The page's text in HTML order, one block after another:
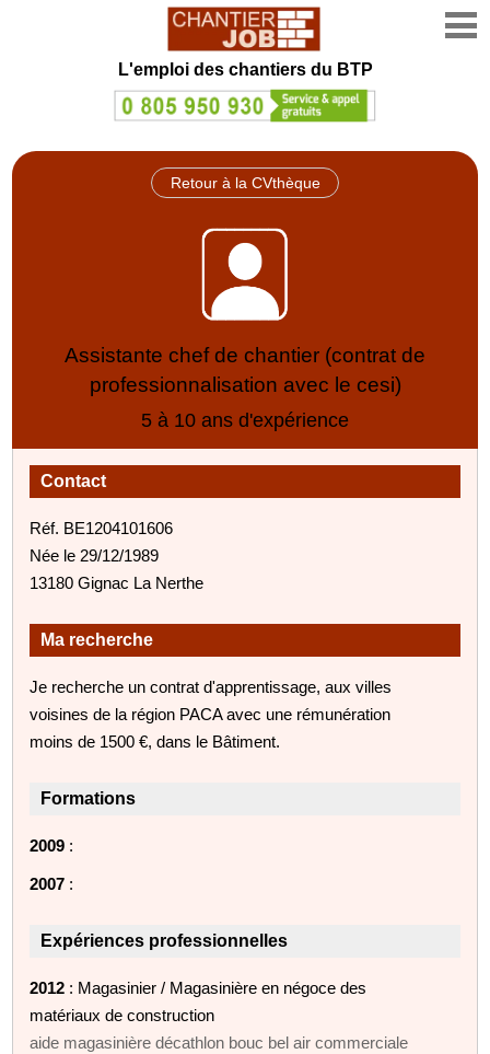
L'emploi des chantiers du BTP
Retour à la CVthèque
Assistante chef de chantier (contrat de
professionnalisation avec le cesi)
5 à 10 ans d'expérience
Contact
Réf. BE1204101606
Née le 29/12/1989
13180 Gignac La Nerthe
Ma recherche
Je recherche un contrat d'apprentissage, aux villes
voisines de la région PACA avec une rémunération
moins de 1500 €, dans le Bâtiment.
Formations
2009 :
2007 :
Expériences professionnelles
2012 : Magasinier / Magasinière en négoce des
matériaux de construction
aide magasinière décathlon bouc bel air commerciale